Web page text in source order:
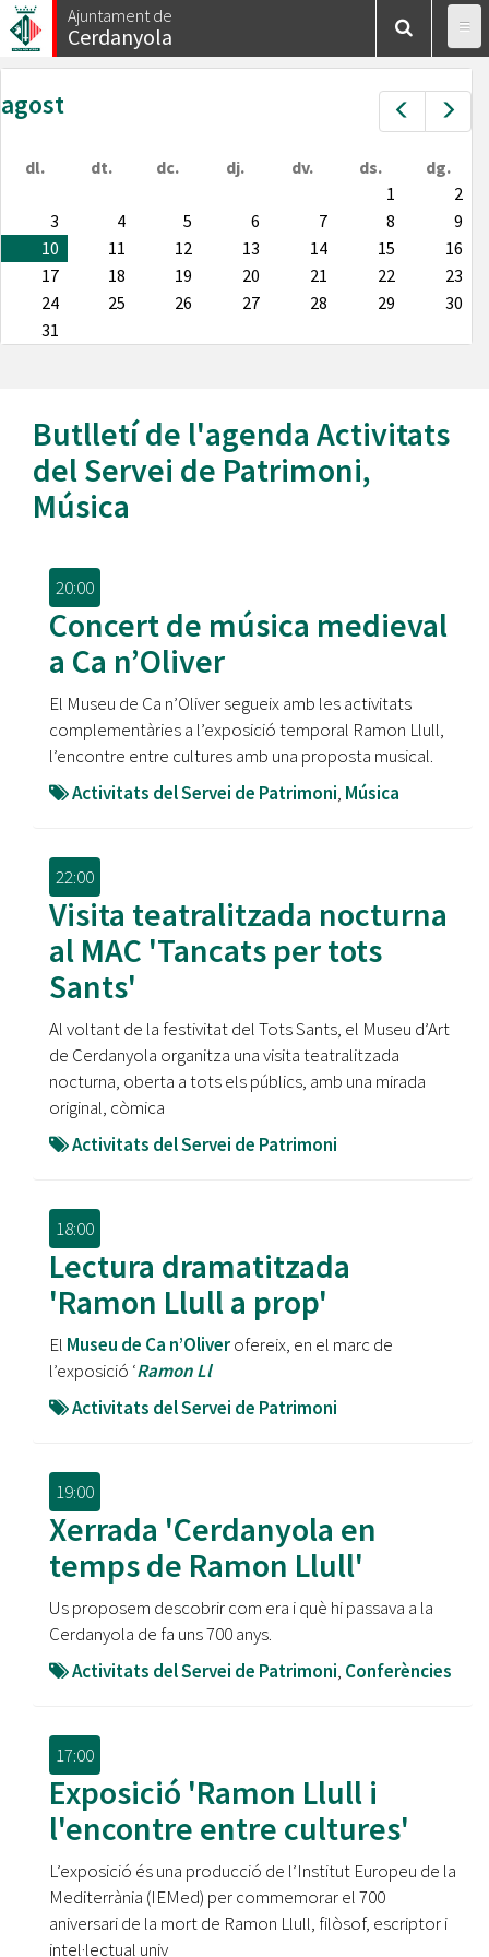
Vés
al
contingut
Ajuntament de
Cerdanyola
Prev
agost
dl. dt. dc. dj. dv. ds.
dg.
1
2
3
4 5 6 7 8
9
10
11 12 13 14 15
16
17
18 19 20 21 22
23
24
25 26 27 28 29
30
31
Butlletí de l'agenda Activitats
del Servei de Patrimoni,
Música
20:00
Concert de música medieval
a Ca n’Oliver
El Museu de Ca n’Oliver segueix amb les activitats
complementàries a l’exposició temporal Ramon Llull,
l’encontre entre cultures amb una proposta musical.
Activitats del Servei de Patrimoni, Música
22:00
Visita teatralitzada nocturna
al MAC 'Tancats per tots
Sants'
Al voltant de la festivitat del Tots Sants, el Museu d’Art
de Cerdanyola organitza una visita teatralitzada
nocturna, oberta a tots els públics, amb una mirada
original, còmica
Activitats del Servei de Patrimoni
18:00
Lectura dramatitzada
'Ramon Llull a prop'
El Museu de Ca n’Oliverofereix, en el marc de
l’exposició ‘Ramon Ll
Activitats del Servei de Patrimoni
19:00
Xerrada 'Cerdanyola en
temps de Ramon Llull'
Us proposem descobrir com era i què hi passava a la
Cerdanyola de fa uns 700 anys.
Activitats del Servei de Patrimoni, Conferències
17:00
Exposició 'Ramon Llull i
l'encontre entre cultures'
L’exposició és una producció de l’Institut Europeu de la
Mediterrània (IEMed) per commemorar el 700
aniversari de la mort de Ramon Llull, filòsof, escriptor i
intel·lectual univ